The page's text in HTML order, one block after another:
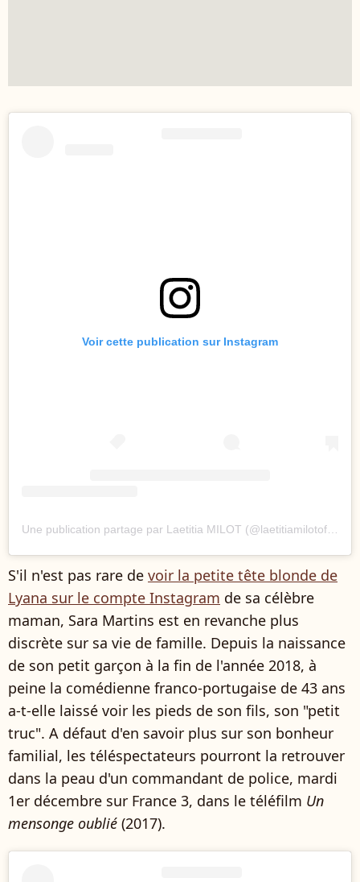
Voir cette publication sur Instagram
Une publication partage par Laetitia MILOT (@laetitiamilotofficiel)
S'il n'est pas rare de voir la petite tête blonde de
Lyana sur le compte Instagram de sa célèbre
maman, Sara Martins est en revanche plus
discrète sur sa vie de famille. Depuis la naissance
de son petit garçon à la fin de l'année 2018, à
peine la comédienne franco-portugaise de 43 ans
a-t-elle laissé voir les pieds de son fils, son "petit
truc". A défaut d'en savoir plus sur son bonheur
familial, les téléspectateurs pourront la retrouver
dans la peau d'un commandant de police, mardi
1er décembre sur France 3, dans le téléfilm Un
mensonge oublié (2017).